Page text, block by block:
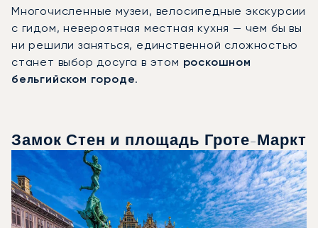
Многочисленные музеи, велосипедные экскурсии
с гидом, невероятная местная кухня — чем бы вы
ни решили заняться, единственной сложностью
станет выбор досуга в этом роскошном
бельгийском городе.
Замок Стен и площадь Гроте-Маркт